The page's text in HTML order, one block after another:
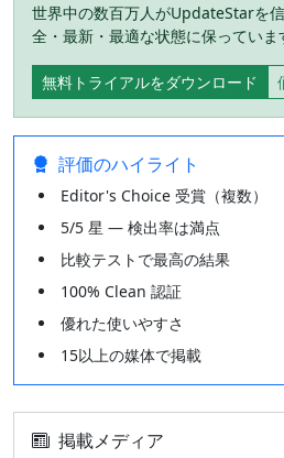
世界中の数百万人がUpdateStarを
全・最新・最適な状態に保っていま
無料トライアルをダウンロード
評価のハイライト
Editor's Choice 受賞（複数）
5/5 星 — 検出率は満点
比較テストで最高の結果
100% Clean 認証
優れた使いやすさ
15以上の媒体で掲載
掲載メディア